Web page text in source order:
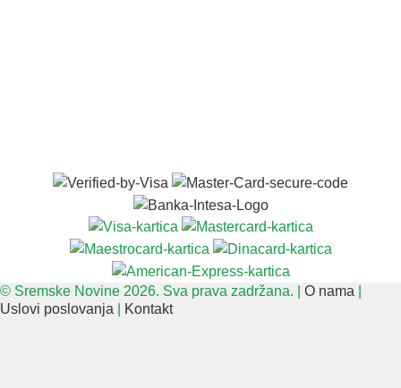
© Sremske Novine 2026. Sva prava zadržana. | O nama
Uslovi poslovanja
Kontakt